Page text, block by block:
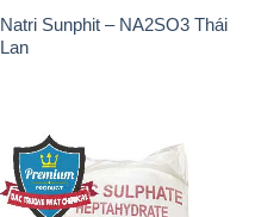
Natri Sunphit – NA2SO3 Thái
Lan